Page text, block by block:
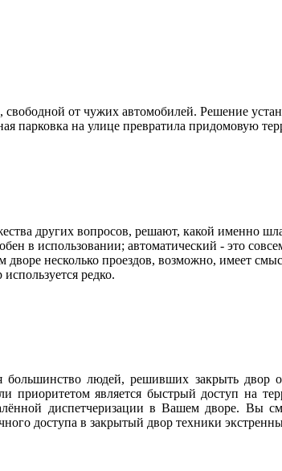
от чужих автомобилей. Решение
парковка на улице превратила придомовую
других вопросов, решают, какой именно
в использовании; автоматический - это
несколько проездов, возможно, имеет
редко.
большинство людей, решивших закрыть
приоритетом является быстрый доступ на
диспетчеризации в Вашем дворе. Вы
доступа в закрытый двор техники